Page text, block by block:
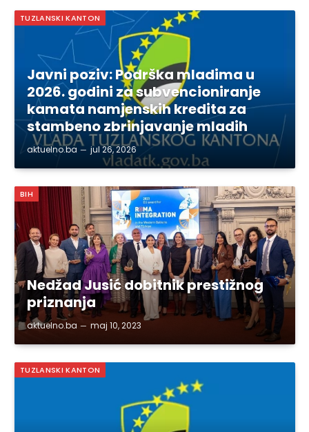
TUZLANSKI KANTON
Javni poziv: Podrška mladima u
2026. godini za subvencioniranje
kamata namjenskih kredita za
stambeno zbrinjavanje mladih
aktuelno.ba jul 26, 2026
BIH
Nedžad Jusić dobitnik prestižnog
priznanja
aktuelno.ba maj 10, 2023
TUZLANSKI KANTON